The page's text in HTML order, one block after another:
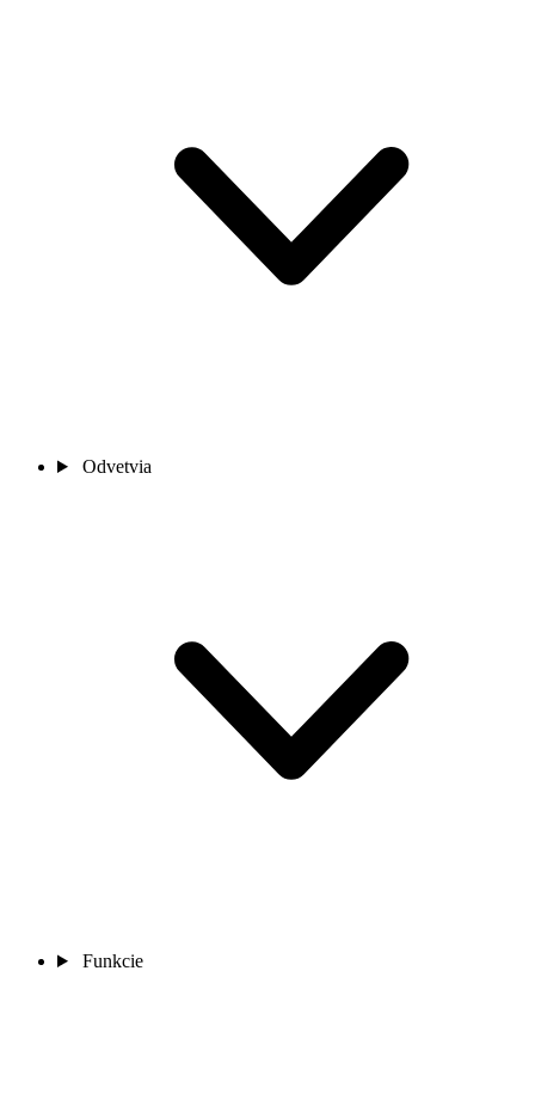
Odvetvia
Funkcie